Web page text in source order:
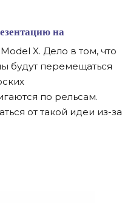
на
X. Дело в том, что
будут перемещаться
по рельсам.
от такой идеи из-за